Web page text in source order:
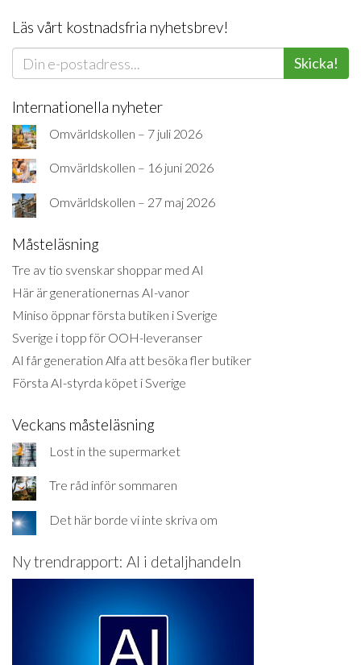
Läs vårt kostnadsfria nyhetsbrev!
Skicka!
Internationella nyheter
Omvärldskollen – 7 juli 2026
Omvärldskollen – 16 juni 2026
Omvärldskollen – 27 maj 2026
Måsteläsning
Tre av tio svenskar shoppar med AI
Här är generationernas AI-vanor
Miniso öppnar första butiken i Sverige
Sverige i topp för OOH-leveranser
AI får generation Alfa att besöka fler butiker
Första AI-styrda köpet i Sverige
Veckans måsteläsning
Lost in the supermarket
Tre råd inför sommaren
Det här borde vi inte skriva om
Ny trendrapport: AI i detaljhandeln